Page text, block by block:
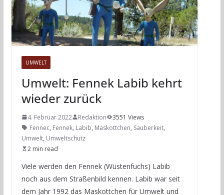
UMWELT
Umwelt: Fennek Labib kehrt
wieder zurück
4. Februar 2022 Redaktion
3551 Views
Fennec, Fennek, Labib, Maskottchen, Sauberkeit,
Umwelt, Umweltschutz
2 min read
Viele werden den Fennek (Wüstenfuchs) Labib
noch aus dem Straßenbild kennen. Labib war seit
dem Jahr 1992 das Maskottchen für Umwelt und